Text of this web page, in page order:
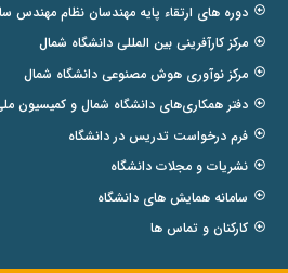
دوره های ارتقاء پایه مهندسان نظام مهندس
مرکز کارآفرینی بین المللی دانشگاه شمال
مرکز نوآوری هوش مصنوعی دانشگاه شمال
دفتر همکاری‌های دانشگاه شمال و کمیسیون
فرم درخواست تدریس در دانشگاه
نشریات و مجلات دانشگاه
سامانه همایش های دانشگاه
کارکنان و تماس ها